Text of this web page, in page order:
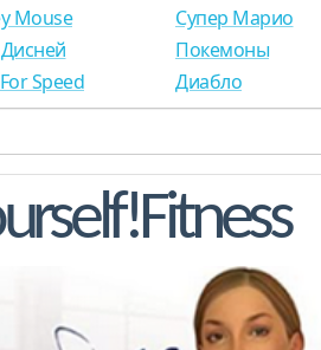
Mouse
Speed
Супер Марио
Покемоны
Диабло